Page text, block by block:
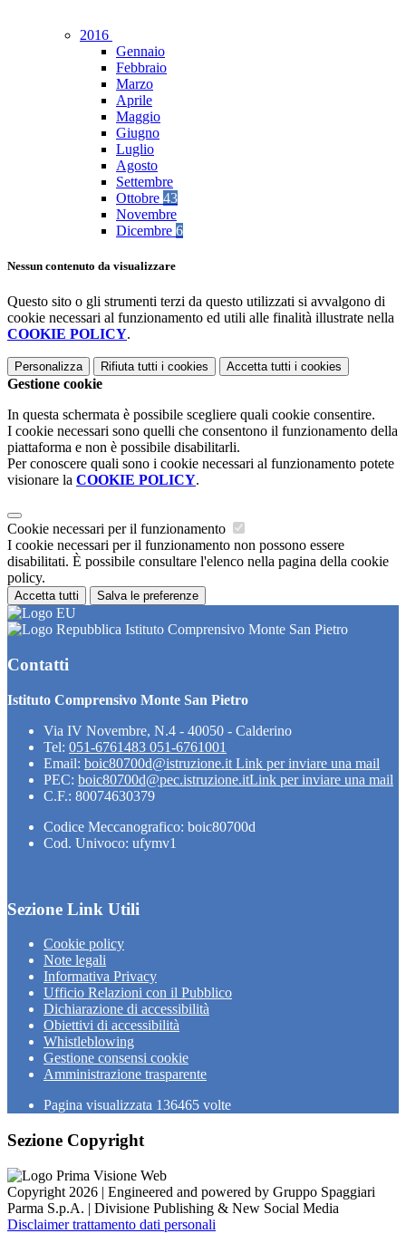
2016
Gennaio
Febbraio
Marzo
Aprile
Maggio
Giugno
Luglio
Agosto
Settembre
Ottobre 43
Novembre
Dicembre 6
Nessun contenuto da visualizzare
Questo sito o gli strumenti terzi da questo utilizzati si avvalgono di
cookie necessari al funzionamento ed utili alle finalità illustrate nella
COOKIE POLICY.
Personalizza Rifiuta tutti i cookies Accetta tutti i cookies
Gestione cookie
In questa schermata è possibile scegliere quali cookie consentire.
I cookie necessari sono quelli che consentono il funzionamento della
piattaforma e non è possibile disabilitarli.
Per conoscere quali sono i cookie necessari al funzionamento potete
visionare la COOKIE POLICY.
Cookie necessari per il funzionamento
I cookie necessari per il funzionamento non possono essere
disabilitati. È possibile consultare l'elenco nella pagina della cookie
policy.
Accetta tutti Salva le preferenze
Istituto Comprensivo Monte San Pietro
Contatti
Istituto Comprensivo Monte San Pietro
Via IV Novembre, N.4 - 40050 - Calderino
Tel: 051-6761483 051-6761001
Email: boic80700d@istruzione.it Link per inviare una mail
PEC: boic80700d@pec.istruzione.itLink per inviare una mail
C.F.: 80074630379
Codice Meccanografico: boic80700d
Cod. Univoco: ufymv1
Sezione Link Utili
Cookie policy
Note legali
Informativa Privacy
Ufficio Relazioni con il Pubblico
Dichiarazione di accessibilità
Obiettivi di accessibilità
Whistleblowing
Gestione consensi cookie
Amministrazione trasparente
Pagina visualizzata 136465 volte
Sezione Copyright
Copyright 2026 | Engineered and powered by Gruppo Spaggiari
Parma S.p.A. | Divisione Publishing & New Social Media
Disclaimer trattamento dati personali